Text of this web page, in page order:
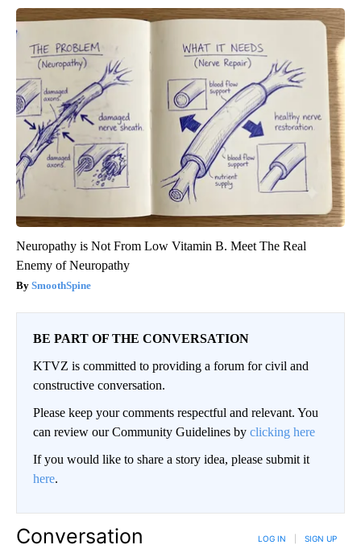
Neuropathy is Not From Low Vitamin B. Meet The Real
Enemy of Neuropathy
SmoothSpine
BE PART OF THE CONVERSATION
KTVZ is committed to providing a forum for civil and
constructive conversation.
Please keep your comments respectful and relevant. You
can review our Community Guidelines by clicking here
If you would like to share a story idea, please submit it
here.
Conversation LOG IN SIGN UP